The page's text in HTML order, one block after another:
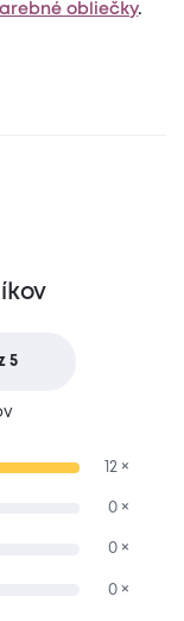
obliečky.
5
12 ×
0 ×
0 ×
0 ×